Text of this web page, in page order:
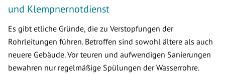
und Klempnernotdienst
Es gibt etliche Gründe, die zu Verstopfungen der
Rohrleitungen führen. Betroffen sind sowohl ältere als auch
neuere Gebäude. Vor teuren und aufwendigen Sanierungen
bewahren nur regelmäßige Spülungen der Wasserrohre.